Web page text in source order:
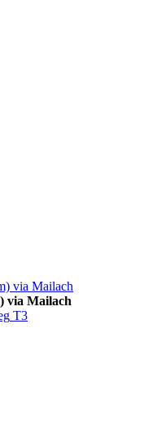
via Mailach
T3